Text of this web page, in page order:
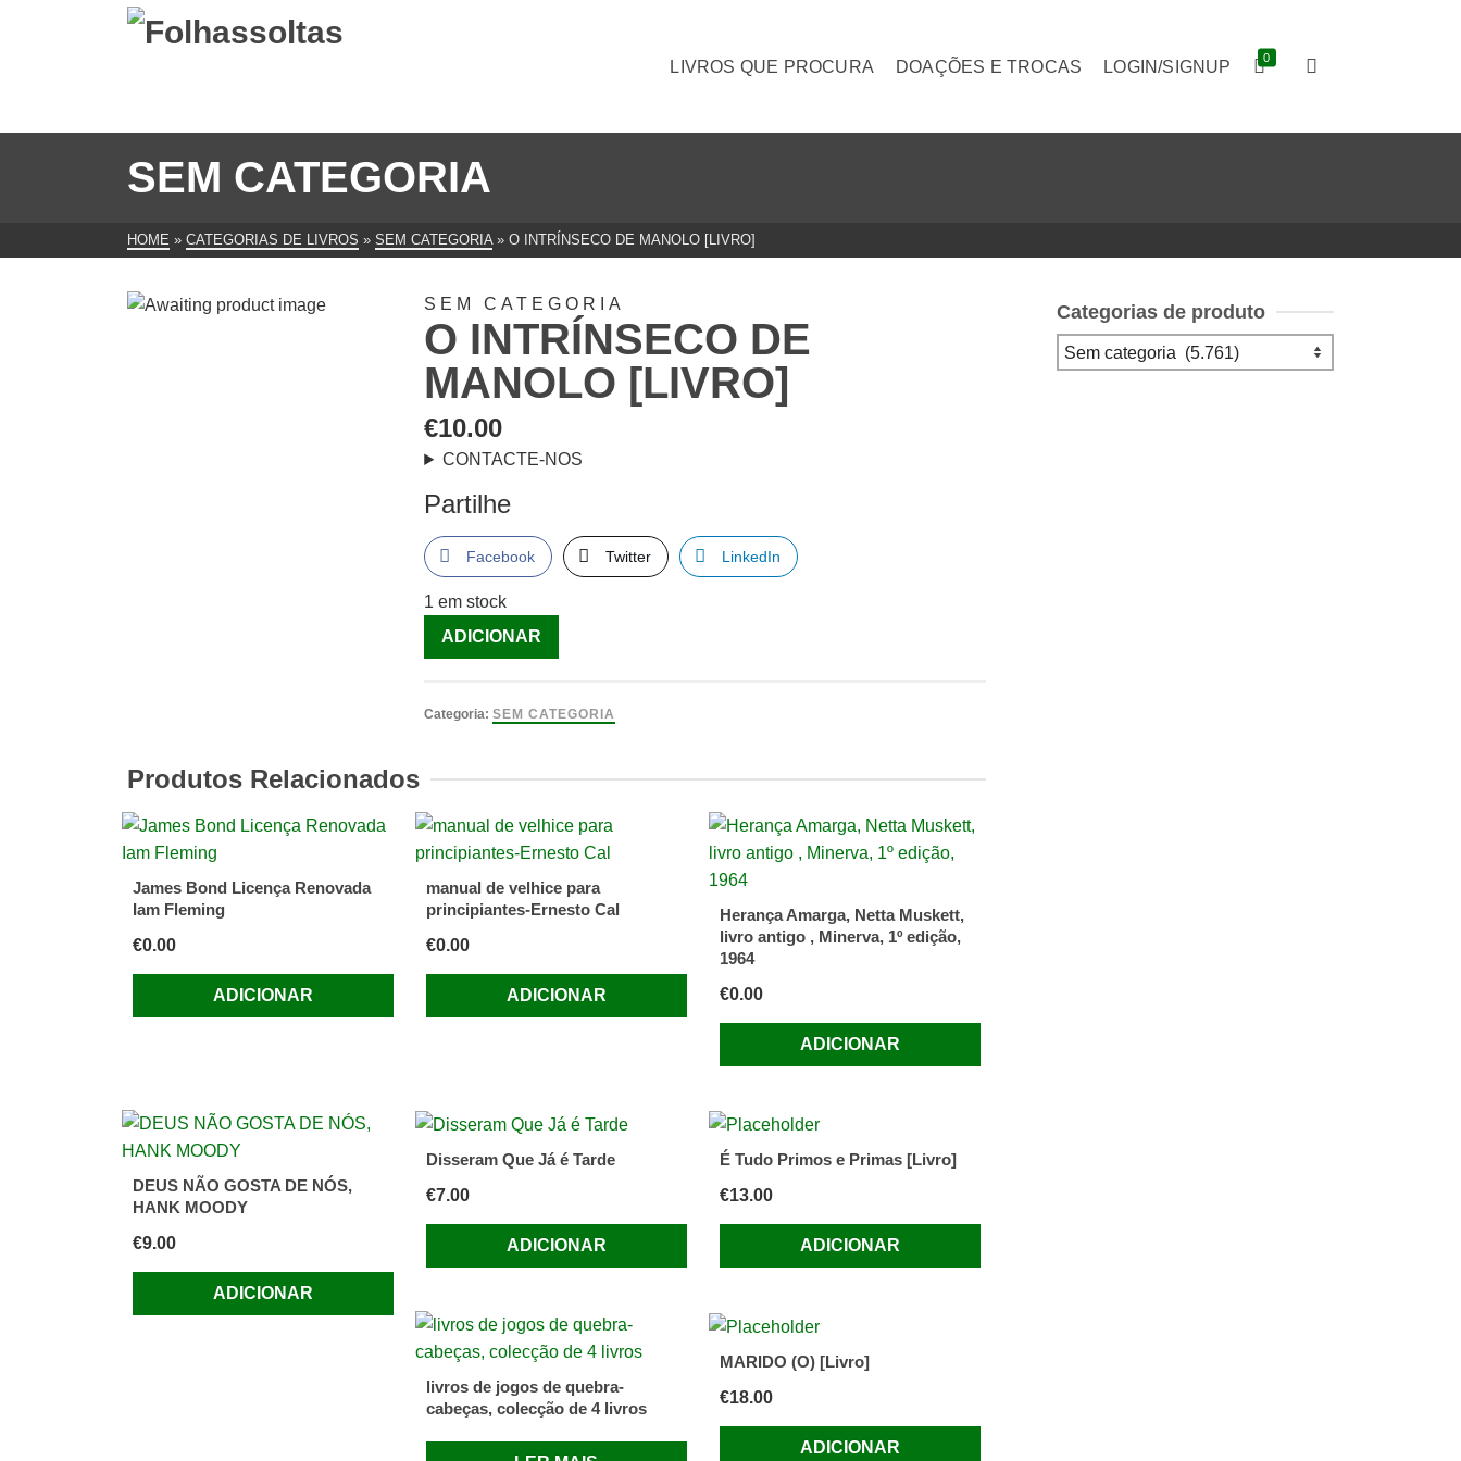
LIVROS QUE PROCURA DOAÇÕES E TROCAS LOGIN/SIGNUP 0
SEM CATEGORIA
HOME » CATEGORIAS DE LIVROS » SEM CATEGORIA » O INTRÍNSECO DE MANOLO [LIVRO]
SEM CATEGORIA
O INTRÍNSECO DE
MANOLO [LIVRO]
€10.00
CONTACTE-NOS
Partilhe
Facebook Twitter LinkedIn
1 em stock
Quantidade
de
Intrínseco
ADICIONAR
Categoria:SEM CATEGORIA
Produtos Relacionados
James Bond Licença Renovada
Iam Fleming
€0.00
ADICIONAR
manual de velhice para
principiantes-Ernesto Cal
€0.00
ADICIONAR
Herança Amarga, Netta Muskett,
livro antigo , Minerva, 1º edição,
1964
€0.00
ADICIONAR
DEUS NÃO GOSTA DE NÓS,
HANK MOODY
€9.00
ADICIONAR
Disseram Que Já é Tarde
€7.00
ADICIONAR
É Tudo Primos e Primas [Livro]
€13.00
ADICIONAR
livros de jogos de quebra-
cabeças, colecção de 4 livros
MARIDO (O) [Livro]
€18.00
ADICIONAR
Categorias de produto